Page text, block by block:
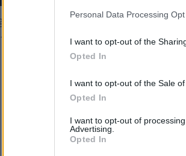
Personal Data Processing
I want to opt-out of the
Opted In
I want to opt-out of the Sale
Opted In
I want to opt-out of
Advertising.
Opted In
o 58χρονος και η 55χρονηαπό
περασμένη Δευτέρα.